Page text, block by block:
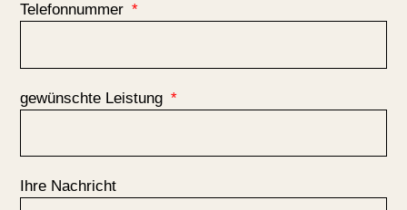
Telefonnummer
gewünschte Leistung
Ihre Nachricht